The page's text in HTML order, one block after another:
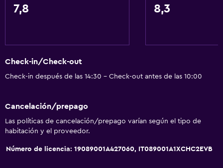
General
Habitaciones familiares
Vista al mar
Espacio de almacenamiento
Estacionamiento y transporte
Traslado aeropuerto
7,8 8,3
Check-in/Check-out
Check-in después de las 14:30 - Check-out antes de las 10:00
Cancelación/prepago
Las políticas de cancelación/prepago varían según el tipo de
habitación y el proveedor.
Número de licencia: 19089001A427060, IT089001A1XCHC2EVB